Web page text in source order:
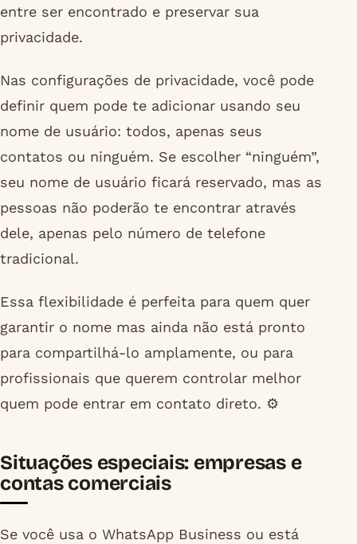
entre ser encontrado e preservar sua
privacidade.
Nas configurações de privacidade, você pode
definir quem pode te adicionar usando seu
nome de usuário: todos, apenas seus
contatos ou ninguém. Se escolher “ninguém”,
seu nome de usuário ficará reservado, mas as
pessoas não poderão te encontrar através
dele, apenas pelo número de telefone
tradicional.
Essa flexibilidade é perfeita para quem quer
garantir o nome mas ainda não está pronto
para compartilhá-lo amplamente, ou para
profissionais que querem controlar melhor
quem pode entrar em contato direto. ⚙️
Situações especiais: empresas e
contas comerciais
Se você usa o WhatsApp Business ou está